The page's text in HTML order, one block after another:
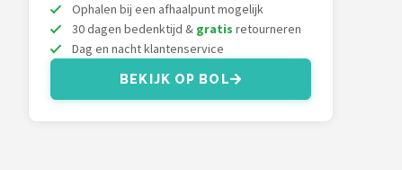
Ophalen bij een afhaalpunt mogelijk
30 dagen bedenktijd & gratis retourneren
Dag en nacht klantenservice
BEKIJK OP BOL